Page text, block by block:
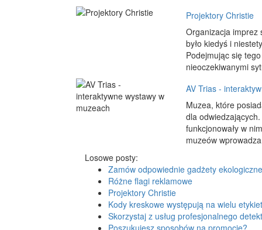
Projektory Christie
Organizacja imprez
było kiedyś i
Podejmując się
nieoczekiwanymi
AV Trias -
Muzea, które
dla
funkcjonowały w
muzeów
Losowe posty:
Zamów odpowiednie gadżety ekologiczne
Różne flagi reklamowe
Projektory Christie
Kody kreskowe występują na wielu
Skorzystaj z usług profesjonalnego
Poszukujesz sposobów na promocję?